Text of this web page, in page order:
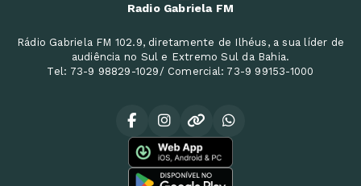
Radio Gabriela FM
Rádio Gabriela FM 102.9, diretamente de Ilhéus, a sua líder de
audiência no Sul e Extremo Sul da Bahia.
Tel: 73-9 98829-1029/ Comercial: 73-9 99153-1000